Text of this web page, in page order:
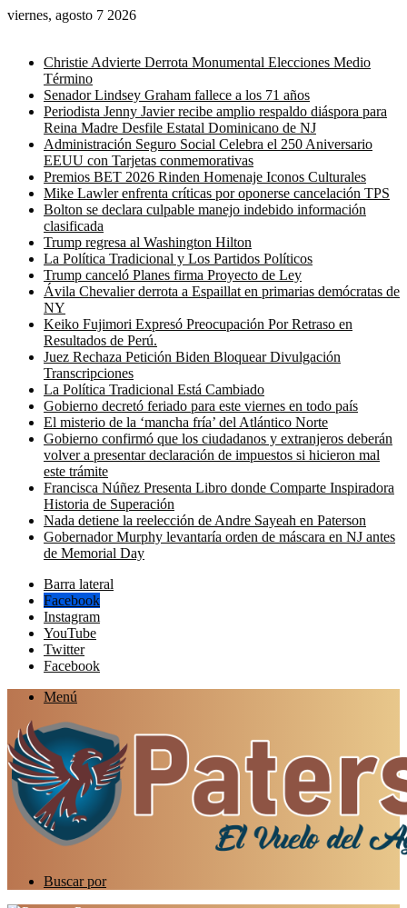
viernes, agosto 7 2026
Christie Advierte Derrota Monumental Elecciones Medio
Término
Senador Lindsey Graham fallece a los 71 años
Periodista Jenny Javier recibe amplio respaldo diáspora para
Reina Madre Desfile Estatal Dominicano de NJ
Administración Seguro Social Celebra el 250 Aniversario
EEUU con Tarjetas conmemorativas
Premios BET 2026 Rinden Homenaje Iconos Culturales
Mike Lawler enfrenta críticas por oponerse cancelación TPS
Bolton se declara culpable manejo indebido información
clasificada
Trump regresa al Washington Hilton
La Política Tradicional y Los Partidos Políticos
Trump canceló Planes firma Proyecto de Ley
Ávila Chevalier derrota a Espaillat en primarias demócratas de
NY
Keiko Fujimori Expresó Preocupación Por Retraso en
Resultados de Perú.
Juez Rechaza Petición Biden Bloquear Divulgación
Transcripciones
La Política Tradicional Está Cambiado
Gobierno decretó feriado para este viernes en todo país
El misterio de la ‘mancha fría’ del Atlántico Norte
Gobierno confirmó que los ciudadanos y extranjeros deberán
volver a presentar declaración de impuestos si hicieron mal
este trámite
Francisca Núñez Presenta Libro donde Comparte Inspiradora
Historia de Superación
Nada detiene la reelección de Andre Sayeah en Paterson
Gobernador Murphy levantaría orden de máscara en NJ antes
de Memorial Day
Barra lateral
Facebook
Instagram
YouTube
Twitter
Facebook
Menú
Buscar por